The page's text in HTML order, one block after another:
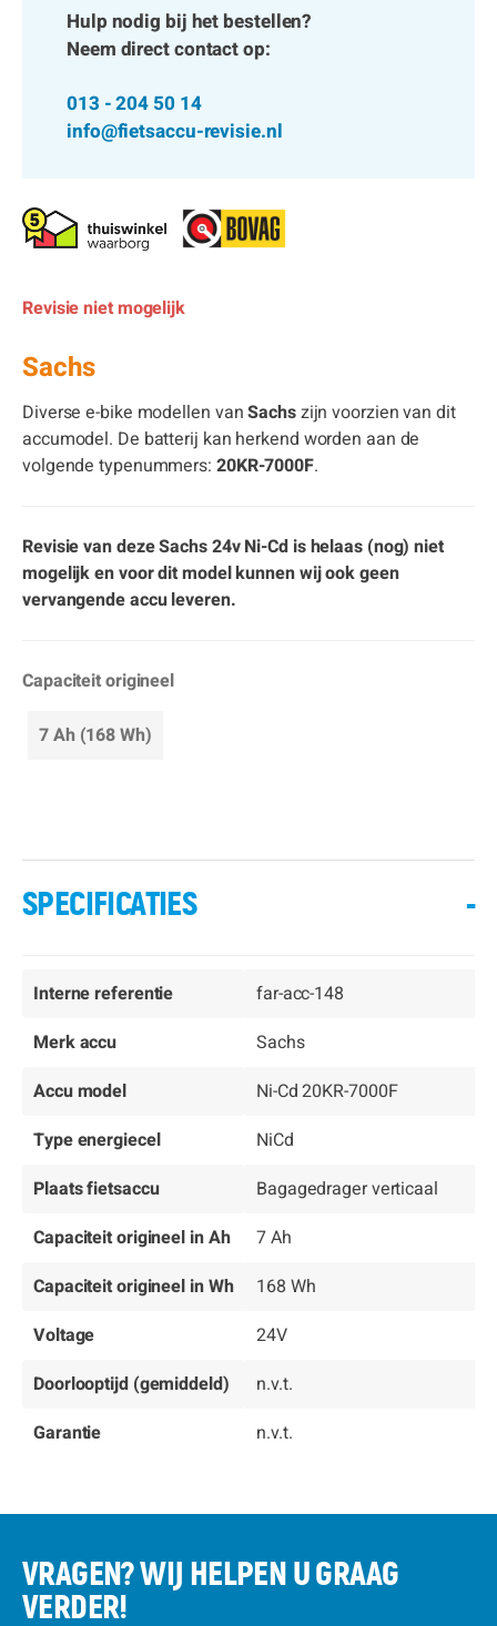
Hulp nodig bij het bestellen?
Neem direct contact op:
013 - 204 50 14
info@fietsaccu-revisie.nl
Revisie niet mogelijk
Sachs
Diverse e-bike modellen vanSachszijn voorzien van dit
accumodel. De batterij kan herkend worden aan de
volgende typenummers: 20KR-7000F.
Revisie van deze Sachs 24v Ni-Cd is helaas (nog) niet
mogelijk en voor dit model kunnen wij ook geen
vervangende accu leveren.
Capaciteit origineel
7 Ah (168 Wh)
SPECIFICATIES -
Interne referentie
far-acc-148
Merk accu
Sachs
Accu model
Ni-Cd 20KR-7000F
Type energiecel
NiCd
Plaats fietsaccu
Bagagedrager verticaal
Capaciteit origineel in Ah
7 Ah
Capaciteit origineel in Wh
168 Wh
Voltage
24V
Doorlooptijd (gemiddeld)
n.v.t.
Garantie
n.v.t.
VRAGEN? WIJ HELPEN U GRAAG
VERDER!